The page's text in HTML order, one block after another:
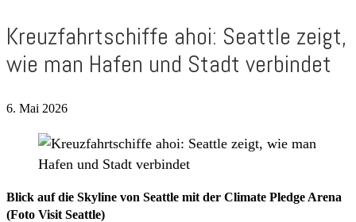
Kreuzfahrtschiffe ahoi: Seattle zeigt,
wie man Hafen und Stadt verbindet
6. Mai 2026
Blick auf die Skyline von Seattle mit der Climate Pledge Arena
(Foto Visit Seattle)